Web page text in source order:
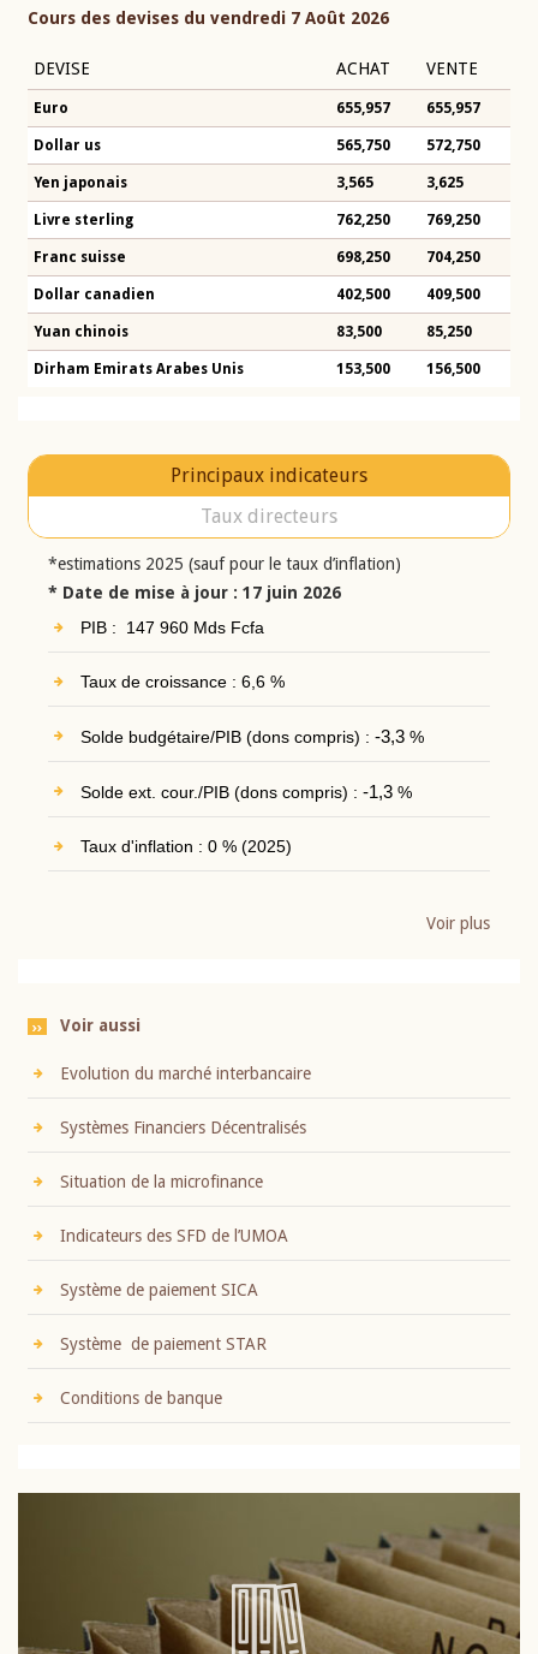
Cours des devises du vendredi 7 Août 2026
DEVISE ACHAT VENTE
Euro 655,957 655,957
Dollar us 565,750 572,750
Yen japonais 3,565 3,625
Livre sterling 762,250 769,250
Franc suisse 698,250 704,250
Dollar canadien 402,500 409,500
Yuan chinois 83,500 85,250
Dirham Emirats Arabes Unis 153,500 156,500
Principaux indicateurs
Taux directeurs
*estimations 2025 (sauf pour le taux d’inflation)
* Date de mise à jour : 17 juin 2026
PIB : 147 960 Mds Fcfa
Taux de croissance : 6,6 %
Solde budgétaire/PIB (dons compris) : -3,3%
Solde ext. cour./PIB (dons compris) : -1,3%
Taux d'inflation : 0 % (2025)
Voir plus
Voir aussi
Evolution du marché interbancaire
Systèmes Financiers Décentralisés
Situation de la microfinance
Indicateurs des SFD de l’UMOA
Système de paiement SICA
Système de paiement STAR
Conditions de banque